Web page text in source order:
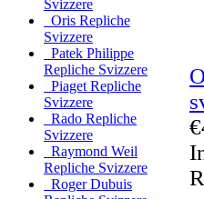
Svizzere
Oris Repliche
Svizzere
Patek Philippe
Repliche Svizzere
Piaget Repliche
Svizzere
Rado Repliche
Svizzere
Raymond Weil
Repliche Svizzere
Roger Dubuis